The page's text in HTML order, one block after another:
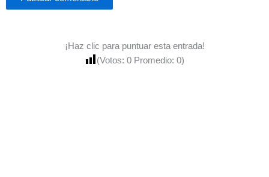
¡Haz clic para puntuar esta entrada!
(Votos: 0 Promedio: 0)